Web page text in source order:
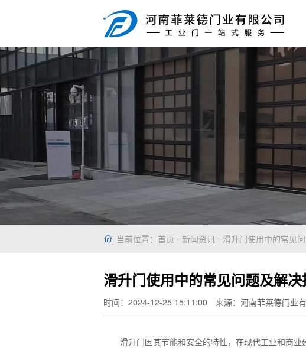
当前位置： 首页 - 新闻资讯 - 滑升门使用中的常见
滑升门使用中的常见问题及解
时间：2024-12-25 15:11:00 来源：河南菲莱德门业
滑升门因其节能和安全的特性，在现代工业和商业